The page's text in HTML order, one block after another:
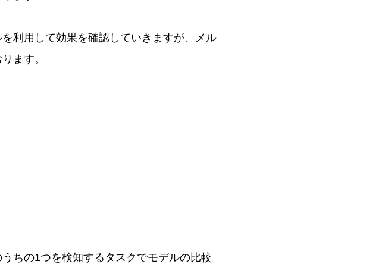
利用して効果を確認していきますが、メル
ます。
ちの1つを検知するタスクでモデルの比較